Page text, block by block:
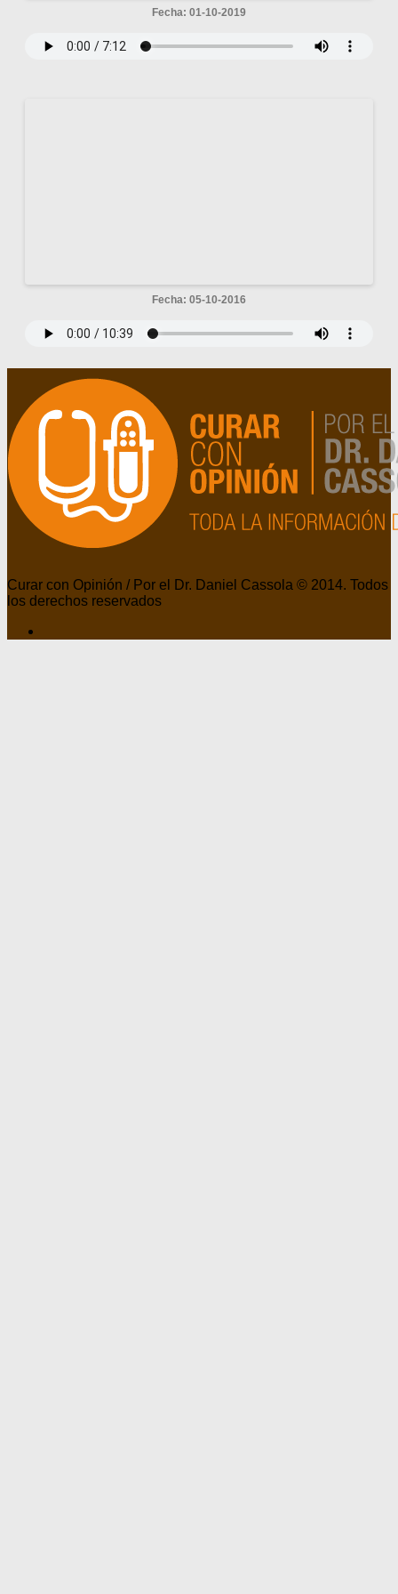
Fecha: 01-10-2019
Fecha: 05-10-2016
Curar con Opinión / Por el Dr. Daniel Cassola © 2014. Todos
los derechos reservados